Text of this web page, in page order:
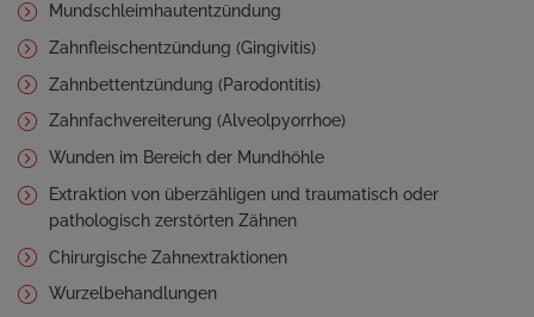
Mundschleimhautentzündung
Zahnfleischentzündung (Gingivitis)
Zahnbettentzündung (Parodontitis)
Zahnfachvereiterung (Alveolpyorrhoe)
Wunden im Bereich der Mundhöhle
Extraktion von überzähligen und traumatisch oder
pathologisch zerstörten Zähnen
Chirurgische Zahnextraktionen
Wurzelbehandlungen